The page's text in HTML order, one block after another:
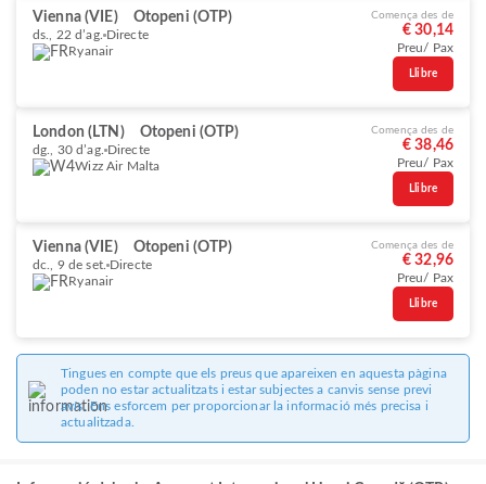
Vienna (VIE) Otopeni (OTP)
ds., 22 d’ag. Directe
Ryanair
Comença des de
€ 30,14
Preu/ Pax
Llibre
London (LTN) Otopeni (OTP)
dg., 30 d’ag. Directe
Wizz Air Malta
Comença des de
€ 38,46
Preu/ Pax
Llibre
Vienna (VIE) Otopeni (OTP)
dc., 9 de set. Directe
Ryanair
Comença des de
€ 32,96
Preu/ Pax
Llibre
Tingues en compte que els preus que apareixen en aquesta pàgina
poden no estar actualitzats i estar subjectes a canvis sense previ
avís. Ens esforcem per proporcionar la informació més precisa i
actualitzada.